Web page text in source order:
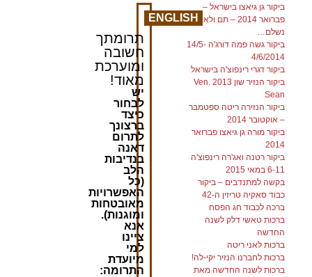
ביקור גן גיאצו בישראל –
פברואר 2014 – תם ולא
נשלם…
ביקור גשה פמה דורג'ה 14/5-
4/6/2014
ביקור דגרי רינפוצ'ה בישראל
ביקור הנזיר שון 2013 Ven.
Sean
ביקור הנזירה ריטה ספטמבר
– אוקטובר 2014
ביקור מורה גן גיאצו פברואר
2014
ביקור רטנה ואג'רה רינפוצ'ה
6-11 במאי 2015
בקשה למתנדבים – ביקור
כבוד סאקיה טריזין ה-42
ברכה לכבוד חג הפסח
ברכות טאשי דלק לשנה
החדשה
ברכות לאני ריטה
ברכות לחברנו הנזיר יקי-לה!
ברכות לשנה החדשה מאת
ENGLISH
תרומתך
חשובה
ומוערכת
מאוד!
יש
לבחור
כיצד
ברצונך
לתרום
דאנה
בנדיבות
הלב
(כל
האפשרויות
מאובטחות
ומוגנות).
אנא
ציינו
למי
מיועדת
התרומה: